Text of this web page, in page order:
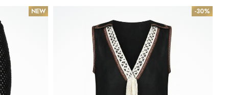
NEW -30%